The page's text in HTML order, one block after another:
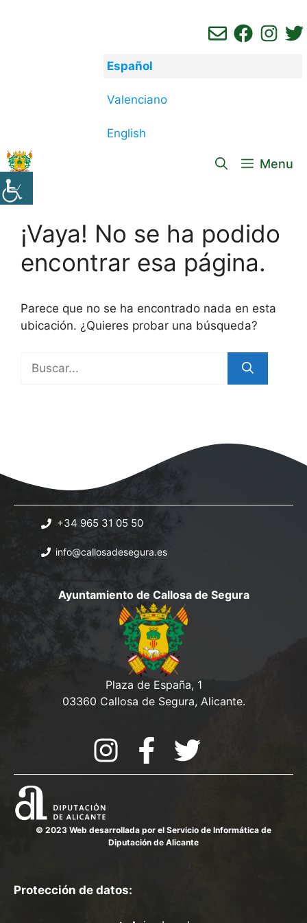
Español
Valenciano
English
Menu
¡Vaya! No se ha podido
encontrar esa página.
Parece que no se ha encontrado nada en esta
ubicación. ¿Quieres probar una búsqueda?
+34 965 31 05 50
info@callosadesegura.es
Ayuntamiento de Callosa de Segura
Plaza de España, 1
03360 Callosa de Segura, Alicante.
© 2023 Web desarrollada por el Servicio de Informática de
Diputación de Alicante
Protección de datos: